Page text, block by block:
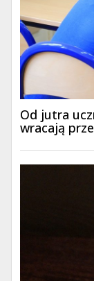
Od jutra
wracają